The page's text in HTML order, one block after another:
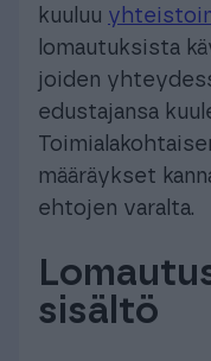
kuuluu
lomautuksista
joiden
edustajansa
määräykset
ehtojen varalta.
sisältö